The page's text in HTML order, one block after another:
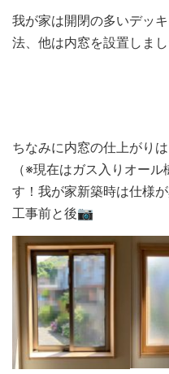
我が家は開閉の多いデッ
法、他は内窓を設置しまし
ちなみに内窓の仕上がりは
（※現在はガス入りオー
す！我が家新築時は仕様が
工事前と後📷